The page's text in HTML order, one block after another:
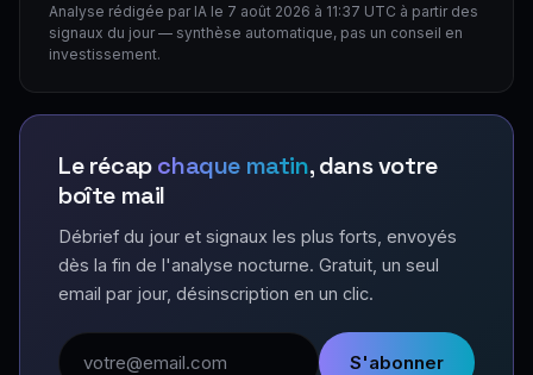
Analyse rédigée par IA le 7 août 2026 à 11:37 UTC à partir des
signaux du jour — synthèse automatique, pas un conseil en
investissement.
Le récapchaque matin, dans votre
boîte mail
Débrief du jour et signaux les plus forts, envoyés
dès la fin de l'analyse nocturne. Gratuit, un seul
email par jour, désinscription en un clic.
Adresse email
S'abonner